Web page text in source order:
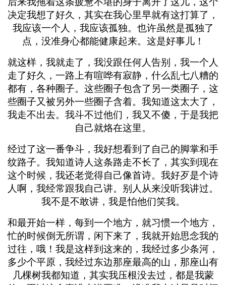
决定我想了好久，其实在我心里早就有这打算了，
我应该一个人，我应该孤独。也许虽然是孤独了
点，没准身心都能健康起来。这是好事儿！
就这样，我就走了，我没跟任何人告别，我一个人
走了好久，一路上有喧哗有寂静，什么乱七八糟的
都有，各种圈子。这些圈子包含了另一类圈子，这
些圈子又被另外一些圈子含着。我知道这太大了，
我走不出去。我斗不过他们，我又不傻，于是我把
自己就烙在这里。
经过了这一番争斗，我好想看到了自己的脚掌和手
纹路子。我知道诗人这条路走不长了，其实到现在
这个时候，我还老觉得自己像首诗。我好歹是个诗
人啊，我经常跟我自己讲。别人从来没听我讲过。
我不是不敢讲，我是怕他们笑我。
和最开始一样，每到一个地方，就习惯一个地方，
忙的时候倒无所谓，闲下来了，我就开始思念我的
过往，哦！我是这样到这来的，我经过多少条河，
多少个平原，我经过东边那座最高的山，那座山有
几棵树我都知道，其实我压根没去过，都是我蒙